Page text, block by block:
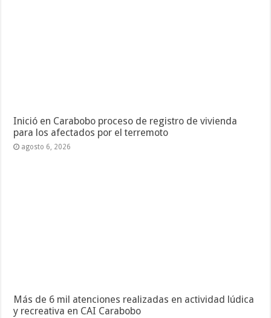
Inició en Carabobo proceso de registro de vivienda
para los afectados por el terremoto
agosto 6, 2026
Más de 6 mil atenciones realizadas en actividad lúdica
y recreativa en CAI Carabobo